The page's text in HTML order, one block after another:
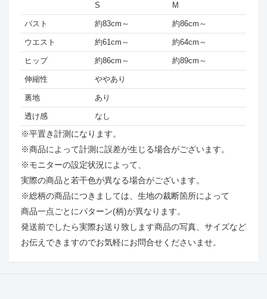
S M
バスト 約83cm～ 約86cm～
ウエスト 約61cm～ 約64cm～
ヒップ 約86cm～ 約89cm～
伸縮性 ややあり
裏地 あり
透け感 なし
※平置き計測になります。
※商品によって計測に誤差が生じる場合がございます。
※モニターの設定状況によって、
実際の商品と若干色が異なる場合がございます。
※総柄の商品につきましては、生地の裁断箇所によって
商品一点ごとにパターン(柄)が異なります。
発送前でしたら実際お送り致します商品の写真、サイズなど
お伝えできますのでお気軽にお問合せくださいませ。